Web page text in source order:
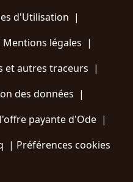
d'Utilisation |
Mentions légales |
et autres traceurs |
des données |
payante d'Ode |
| Préférences cookies